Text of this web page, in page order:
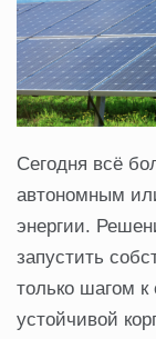
Сегодня всё
автономным
энергии.
запустить
только шагом
устойчивой